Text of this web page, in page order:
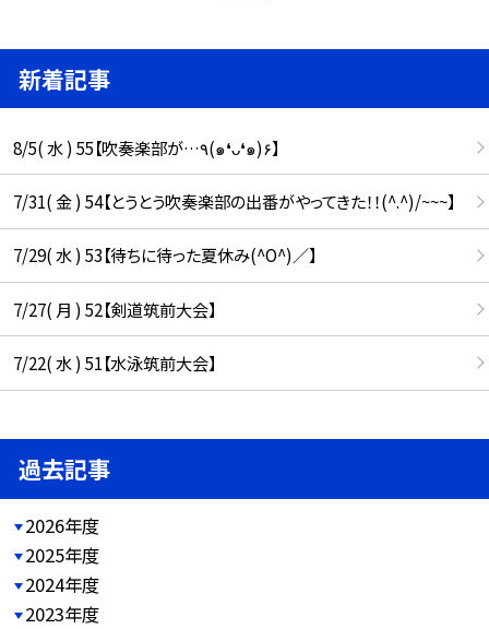
新着記事
8/5( 水 ) 55【吹奏楽部が…٩(๑❛ᴗ❛๑)۶】
7/31( 金 ) 54【とうとう吹奏楽部の出番がやってきた！！(^.^)/~~~】
7/29( 水 ) 53【待ちに待った夏休み(^O^)／】
7/27( 月 ) 52【剣道筑前大会】
7/22( 水 ) 51【水泳筑前大会】
過去記事
2026年度
2025年度
2024年度
2023年度